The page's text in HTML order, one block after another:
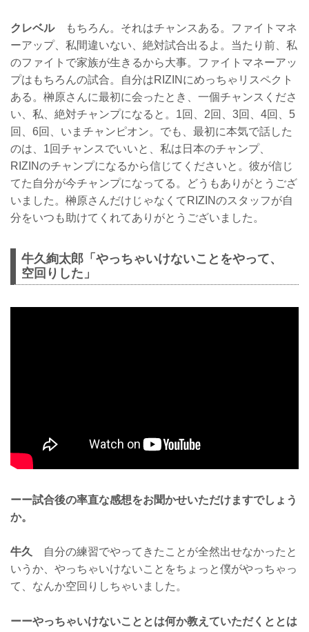
クレベルもちろん。それはチャンスある。ファイトマネ
ーアップ、私間違いない、絶対試合出るよ。当たり前、私
のファイトで家族が生きるから大事。ファイトマネーアッ
プはもちろんの試合。自分はRIZINにめっちゃリスペクト
ある。榊原さんに最初に会ったとき、一個チャンスくださ
い、私、絶対チャンプになると。1回、2回、3回、4回、5
回、6回、いまチャンピオン。でも、最初に本気で話した
のは、1回チャンスでいいと、私は日本のチャンプ、
RIZINのチャンプになるから信じてくださいと。彼が信じ
てた自分が今チャンプになってる。どうもありがとうござ
いました。榊原さんだけじゃなくてRIZINのスタッフが自
分をいつも助けてくれてありがとうございました。
牛久絢太郎「やっちゃいけないことをやって、
空回りした」
ーー試合後の率直な感想をお聞かせいただけますでしょう
か。
牛久 自分の練習でやってきたことが全然出せなかったと
いうか、やっちゃいけないことをちょっと僕がやっちゃっ
て、なんか空回りしちゃいました。
ーーやっちゃいけないこととは何か教えていただくととは